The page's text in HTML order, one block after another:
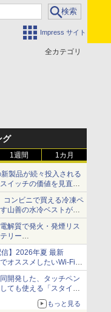
Impress サイト
全カテゴリ
グ
1週間 1カ月
製品が続々投入される
イッチの価値を見直す
ンビニで買える冷凍ペ
山善の水冷ベストがロ
い【ぼっち・ざ・ろー
間でなにしてる？】
解質で発火・発煙リス
リー
ーズの店頭販売を9月
信】2026年夏 最新
オススメしたいWi-Fiル
ブで解説【清水理史の
ネル】
開発した、タッチペン
ても使える「スタイラ
にも紙にも、持ち替
もっと見る